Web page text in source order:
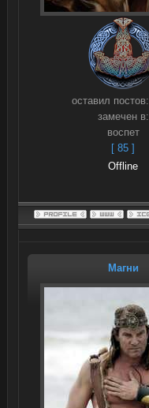
оставил постов:
замечен в:
воспет
[ 85 ]
Offline
Магни